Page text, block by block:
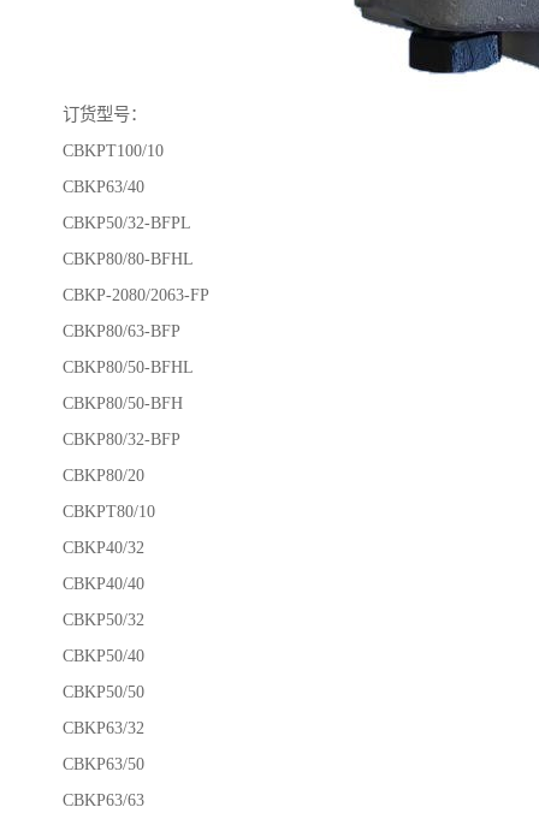
订货型号：
CBKPT100/10
CBKP63/40
CBKP50/32-BFPL
CBKP80/80-BFHL
CBKP-2080/2063-FP
CBKP80/63-BFP
CBKP80/50-BFHL
CBKP80/50-BFH
CBKP80/32-BFP
CBKP80/20
CBKPT80/10
CBKP40/32
CBKP40/40
CBKP50/32
CBKP50/40
CBKP50/50
CBKP63/32
CBKP63/50
CBKP63/63